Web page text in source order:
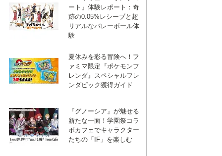
ート』体験レポート：奇
跡の0.05%レシーブと超
リアルなバレーボール体
験
夏休みを彩る冒険へ！フ
ァミマ限定『ポケモンフ
レンダ』スペシャルフレ
ンダピック獲得ガイド
『グノーシア』が魅せる
新たな一面！学園祭コラ
ボカフェでキャラクター
たちの「IF」を楽しむ